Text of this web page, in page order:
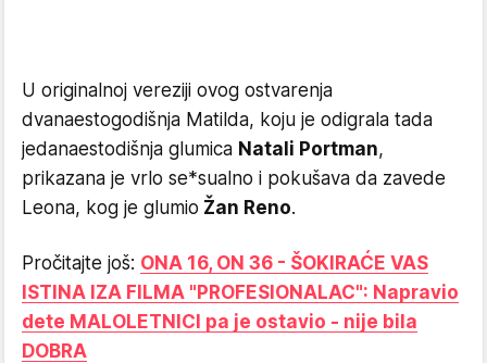
U originalnoj vereziji ovog ostvarenja
dvanaestogodišnja Matilda, koju je odigrala tada
jedanaestodišnja glumica Natali Portman,
prikazana je vrlo se*sualno i pokušava da zavede
Leona, kog je glumio Žan Reno.
Pročitajte još: ONA 16, ON 36 - ŠOKIRAĆE VAS
ISTINA IZA FILMA "PROFESIONALAC": Napravio
dete MALOLETNICI pa je ostavio - nije bila
DOBRA